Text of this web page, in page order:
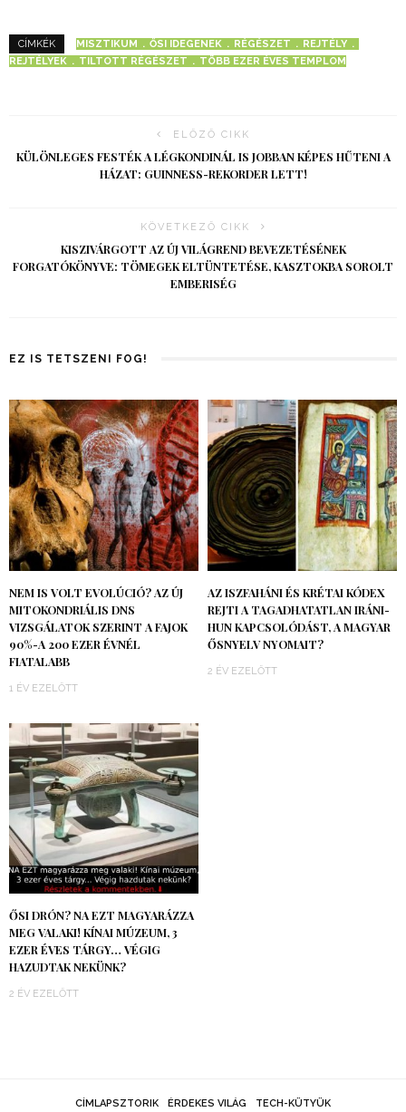
CÍMKÉK MISZTIKUM ŐSI IDEGENEK RÉGÉSZET
REJTÉLY
REJTÉLYEK
TILTOTT RÉGÉSZET TÖBB EZER ÉVES TEMPLOM
ELŐZŐ CIKK
KÜLÖNLEGES FESTÉK A LÉGKONDINÁL IS JOBBAN KÉPES HŰTENI A
HÁZAT: GUINNESS-REKORDER LETT!
KÖVETKEZŐ CIKK
KISZIVÁRGOTT AZ ÚJ VILÁGREND BEVEZETÉSÉNEK
FORGATÓKÖNYVE: TÖMEGEK ELTÜNTETÉSE, KASZTOKBA SOROLT
EMBERISÉG
EZ IS TETSZENI FOG!
NEM IS VOLT EVOLÚCIÓ? AZ ÚJ
MITOKONDRIÁLIS DNS
VIZSGÁLATOK SZERINT A FAJOK
90%-A 200 EZER ÉVNÉL
FIATALABB
1 ÉV EZELŐTT
AZ ISZFAHÁNI ÉS KRÉTAI KÓDEX
REJTI A TAGADHATATLAN IRÁNI-
HUN KAPCSOLÓDÁST, A MAGYAR
ŐSNYELV NYOMAIT?
2 ÉV EZELŐTT
ŐSI DRÓN? NA EZT MAGYARÁZZA
MEG VALAKI! KÍNAI MÚZEUM, 3
EZER ÉVES TÁRGY… VÉGIG
HAZUDTAK NEKÜNK?
2 ÉV EZELŐTT
CÍMLAPSZTORIK ÉRDEKES VILÁG TECH-KÜTYÜK